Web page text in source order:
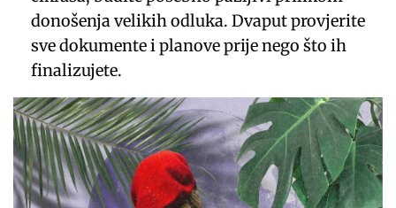
donošenja velikih odluka. Dvaput provjerite
sve dokumente i planove prije nego što ih
finalizujete.